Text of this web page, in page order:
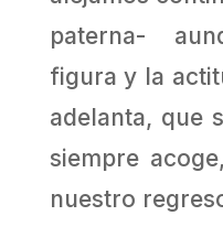
paterna-
figura y la
adelanta, que
siempre
nuestro